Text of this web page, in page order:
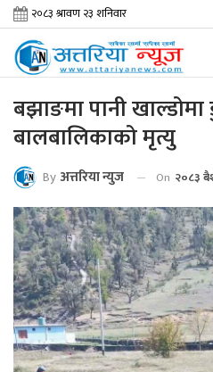
बझाङमा पानी
बालबालिकाको मृत्यु
By अत्तरिया न्युज On २०८३